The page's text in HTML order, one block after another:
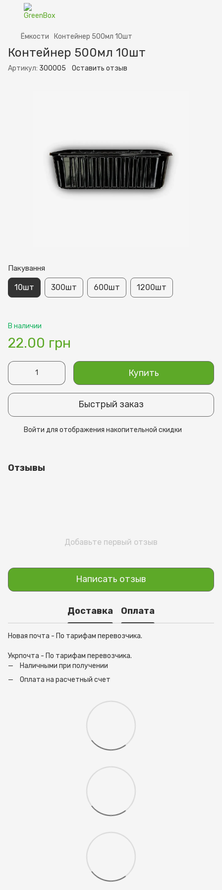
Ёмкости Контейнер 500мл 10шт
Контейнер 500мл 10шт
Артикул: 300005 Оставить отзыв
Пакування
10шт 300шт 600шт 1200шт
В наличии
22.00 грн
Купить
Быстрый заказ
Войти для отображения накопительной скидки
Отзывы
Добавьте первый отзыв
Написать отзыв
Доставка Оплата
Новая почта - По тарифам перевозчика.
Укрпочта - По тарифам перевозчика.
Наличными при получении
Оплата на расчетный счет